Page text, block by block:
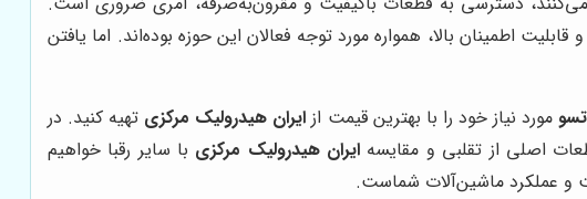
اطمینان بالا، همواره مورد توجه فعالان این حوزه بوده‌اند. اما یافتن
مورد نیاز خود را با بهترین قیمت از ایران هیدرولیک مرکزی تهیه کنید. در
اصلی از تقلبی و مقایسه ایران هیدرولیک مرکزی با سایر رقبا خواهیم
و عملکرد ماشین‌آلات شماست.